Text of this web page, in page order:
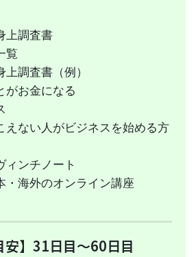
上調査書
覧
上調査書（例）
がお金になる
えない人がビジネスを始める方
ィンチノート
・海外のオンライン講座
安】31日目〜60日目